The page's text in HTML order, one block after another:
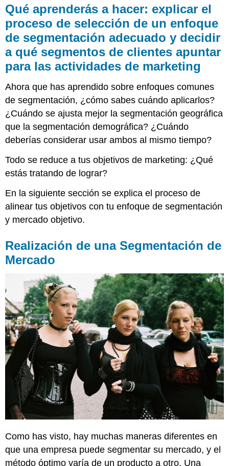
aprenderás
a
hacer:
explicar
proceso
de
de
un
enfoque
de
segmentación
adecuado
decidir
a
qué
segmentos
de
clientes
apuntar
las
actividades
de
Realización
de
una
Segmentación
de
Mercado
Evaluar
su
enfoque
de
segmentación
Selección
de
segmentos
destino
Qué aprenderás a hacer: explicar el
proceso de selección de un enfoque
de segmentación adecuado y decidir
a qué segmentos de clientes apuntar
para las actividades de marketing
Ahora que has aprendido sobre enfoques comunes
de segmentación, ¿cómo sabes cuándo aplicarlos?
¿Cuándo se ajusta mejor la segmentación geográfica
que la segmentación demográfica? ¿Cuándo
deberías considerar usar ambos al mismo tiempo?
Todo se reduce a tus objetivos de marketing: ¿Qué
estás tratando de lograr?
En la siguiente sección se explica el proceso de
alinear tus objetivos con tu enfoque de segmentación
y mercado objetivo.
Realización de una Segmentación de
Mercado
Como has visto, hay muchas maneras diferentes en
que una empresa puede segmentar su mercado, y el
método óptimo varía de un producto a otro. Una